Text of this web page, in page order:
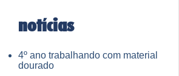
notícias
4º ano trabalhando com material
dourado